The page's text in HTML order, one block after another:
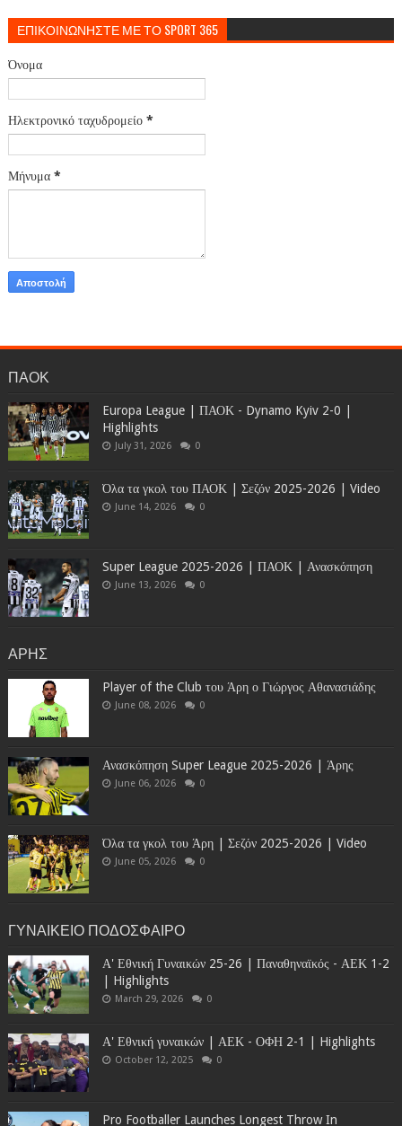
ΕΠΙΚΟΙΝΩΝΗΣΤΕ ΜΕ ΤΟ SPORT 365
Όνομα
Ηλεκτρονικό ταχυδρομείο *
Μήνυμα *
ΠΑΟΚ
Europa League | ΠΑΟΚ - Dynamo Kyiv 2-0 |
Highlights
July 31, 2026 0
Όλα τα γκολ του ΠΑΟΚ | Σεζόν 2025-2026 | Video
June 14, 2026 0
Super League 2025-2026 | ΠΑΟΚ | Ανασκόπηση
June 13, 2026 0
ΑΡΗΣ
Player of the Club του Άρη ο Γιώργος Αθανασιάδης
June 08, 2026 0
Ανασκόπηση Super League 2025-2026 | Άρης
June 06, 2026 0
Όλα τα γκολ του Άρη | Σεζόν 2025-2026 | Video
June 05, 2026 0
ΓΥΝΑΙΚΕΙΟ ΠΟΔΟΣΦΑΙΡΟ
Α' Εθνική Γυναικών 25-26 | Παναθηναϊκός - ΑΕΚ 1-2
| Highlights
March 29, 2026 0
Α' Εθνική γυναικών | ΑΕΚ - ΟΦΗ 2-1 | Highlights
October 12, 2025 0
Pro Footballer Launches Longest Throw In